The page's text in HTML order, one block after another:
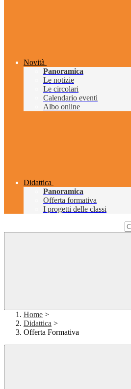
Novità
Panoramica
Le notizie
Le circolari
Calendario eventi
Albo online
Didattica
Panoramica
Offerta formativa
I progetti delle classi
Home >
Didattica >
Offerta Formativa